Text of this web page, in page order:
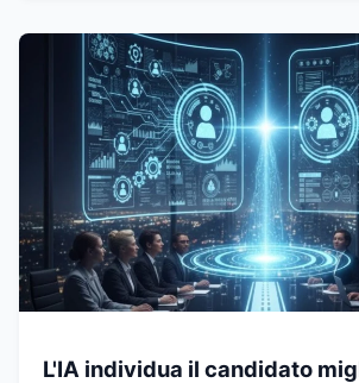
L'IA individua il candidato